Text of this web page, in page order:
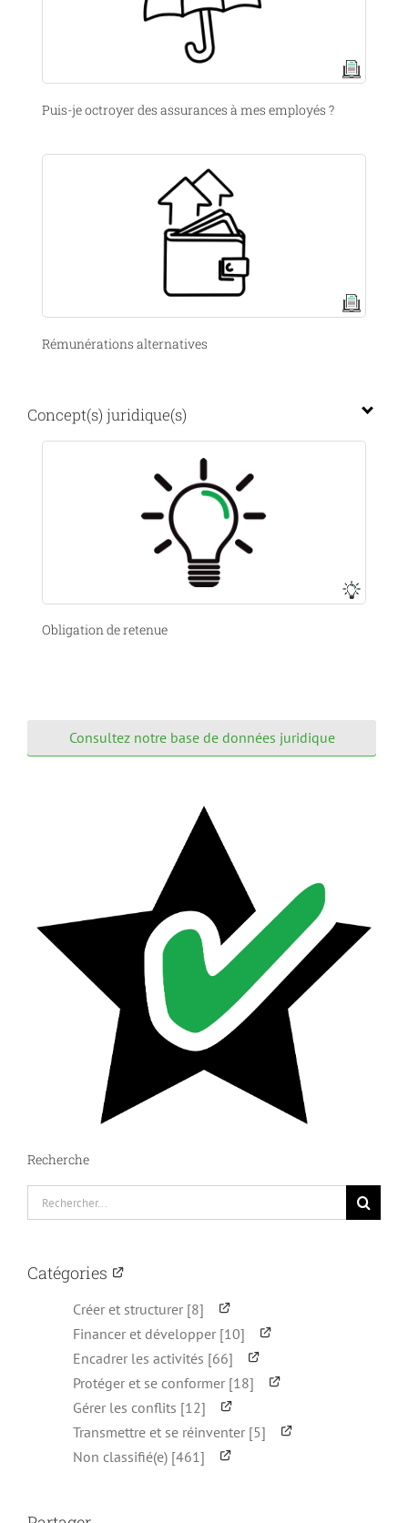
Puis-je octroyer des assurances à mes employés ?
Rémunérations alternatives
Concept(s) juridique(s)
Obligation de retenue
Consultez notre base de données juridique
Recherche
Rechercher:
Catégories
Créer et structurer [8]
Financer et développer [10]
Encadrer les activités [66]
Protéger et se conformer [18]
Gérer les conflits [12]
Transmettre et se réinventer [5]
Non classifié(e) [461]